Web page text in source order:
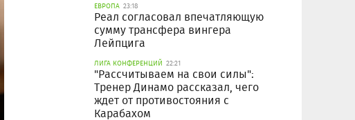
ЕВРОПА 23:18
Реал согласовал впечатляющую
сумму трансфера вингера
Лейпцига
ЛИГА КОНФЕРЕНЦИЙ 22:21
"Рассчитываем на свои силы":
Тренер Динамо рассказал, чего
ждет от противостояния с
Карабахом